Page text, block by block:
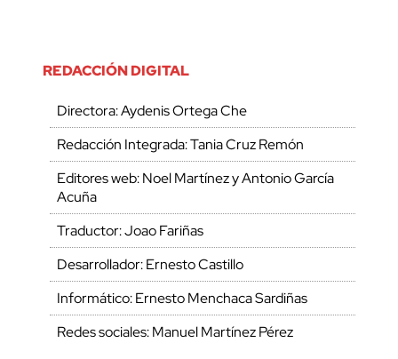
REDACCIÓN DIGITAL
Directora: Aydenis Ortega Che
Redacción Integrada: Tania Cruz Remón
Editores web: Noel Martínez y Antonio García
Acuña
Traductor: Joao Fariñas
Desarrollador: Ernesto Castillo
Informático: Ernesto Menchaca Sardiñas
Redes sociales: Manuel Martínez Pérez